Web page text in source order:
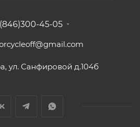
45-05
ул. Санфировой д.104б